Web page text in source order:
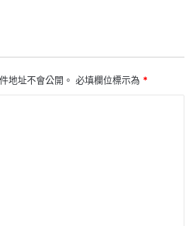
地址不會公開。 必填欄位標示為 *